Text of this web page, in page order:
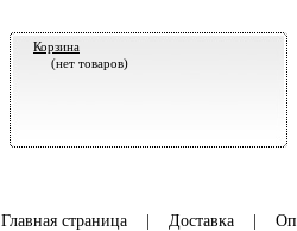
Корзина
(нет товаров)
Главная страница| Доставка|